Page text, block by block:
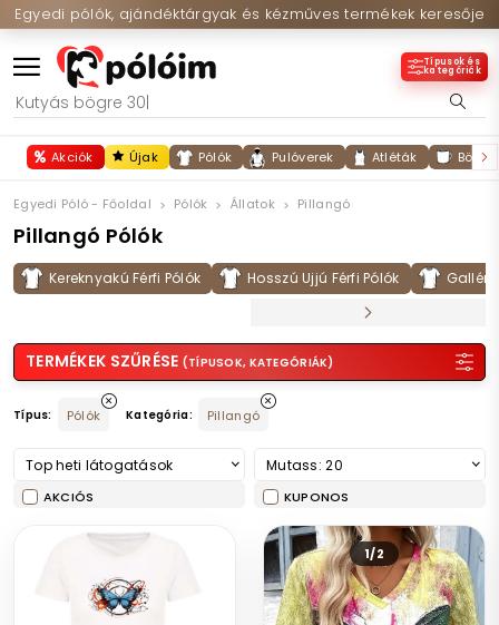
Egyedi pólók, ajándéktárgyak és kézműves termékek keresője
Típusok és
kategóriák
Akciók Újak Pólók Pulóverek Atléták
Egyedi Póló - Főoldal Pólók Állatok Pillangó
Pillangó Pólók
Kereknyakú Férfi Pólók Hosszú Ujjú Férfi Pólók
TERMÉKEK SZŰRÉSE (TÍPUSOK, KATEGÓRIÁK)
Típus: Pólók Kategória: Pillangó
Top heti látogatások Mutass: 20
AKCIÓS KUPONOS
1/2